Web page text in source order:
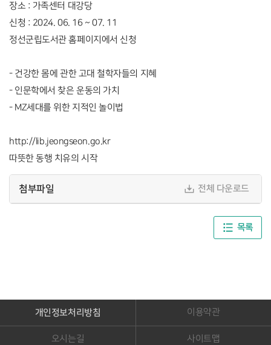
장소 : 가족센터 대강당
신청 : 2024. 06. 16 ~ 07. 11
정선군립도서관 홈페이지에서 신청
- 건강한 몸에 관한 고대 철학자들의 지혜
- 인문학에서 찾은 운동의 가치
- MZ세대를 위한 지적인 놀이법
http://lib.jeongseon.go.kr
따뜻한 동행 치유의 시작
첨부파일 전체 다운로드
목록
개인정보처리방침 이용약관
오시는길 사이트맵